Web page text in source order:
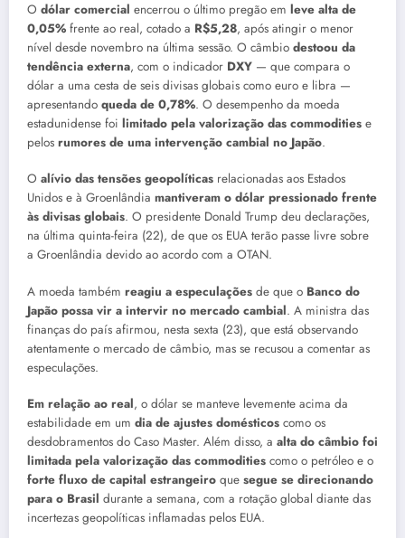
O dólar comercial encerrou o último pregão em leve alta de
0,05% frente ao real, cotado a R$5,28, após atingir o menor
nível desde novembro na última sessão. O câmbio destoou da
tendência externa, com o indicador DXY — que compara o
dólar a uma cesta de seis divisas globais como euro e libra —
apresentando queda de 0,78%. O desempenho da moeda
estadunidense foi limitado pela valorização das commodities e
pelos rumores de uma intervenção cambial no Japão.
O alívio das tensões geopolíticas relacionadas aos Estados
Unidos e à Groenlândia mantiveram o dólar pressionado frente
às divisas globais. O presidente Donald Trump deu declarações,
na última quinta-feira (22), de que os EUA terão passe livre sobre
a Groenlândia devido ao acordo com a OTAN.
A moeda também reagiu a especulações de que o Banco do
Japão possa vir a intervir no mercado cambial. A ministra das
finanças do país afirmou, nesta sexta (23), que está observando
atentamente o mercado de câmbio, mas se recusou a comentar as
especulações.
Em relação ao real, o dólar se manteve levemente acima da
estabilidade em um dia de ajustes domésticos como os
desdobramentos do Caso Master. Além disso, a alta do câmbio foi
limitada pela valorização das commodities como o petróleo e o
forte fluxo de capital estrangeiro que segue se direcionando
para o Brasil durante a semana, com a rotação global diante das
incertezas geopolíticas inflamadas pelos EUA.